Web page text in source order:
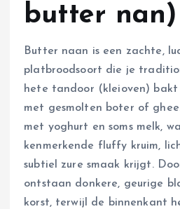
butter nan)
Butter naan is een zachte,
platbroodsoort die je
hete tandoor (kleioven)
met gesmolten boter of
met yoghurt en soms melk,
kenmerkende fluffy kruim,
subtiel zure smaak krijgt.
ontstaan donkere, geurige
korst, terwijl de binnenkant